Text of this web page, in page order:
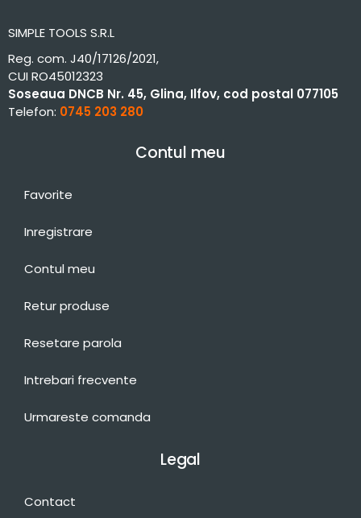
SIMPLE TOOLS S.R.L
Reg. com. J40/17126/2021,
CUI RO45012323
Soseaua DNCB Nr. 45, Glina, Ilfov, cod postal 077105
Telefon: 0745 203 280
Contul meu
Favorite
Inregistrare
Contul meu
Retur produse
Resetare parola
Intrebari frecvente
Urmareste comanda
Legal
Contact